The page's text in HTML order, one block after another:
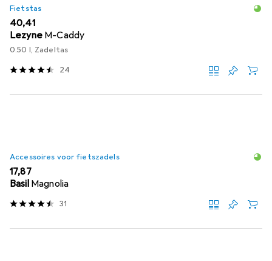
Fietstas
EUR
40,41
Lezyne M-Caddy
0.50 l, Zadeltas
24
Accessoires voor fietszadels
EUR
17,87
Basil Magnolia
31